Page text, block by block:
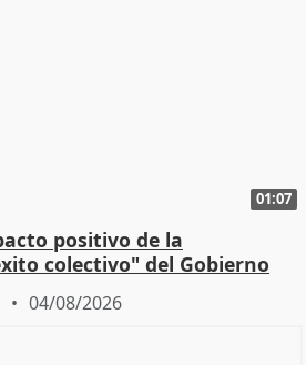
01:07
positivo de la
colectivo" del Gobierno
04/08/2026